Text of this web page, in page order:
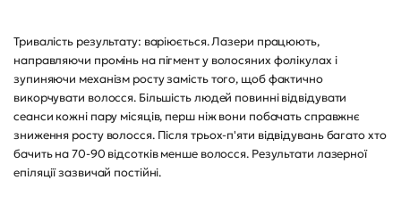
Тривалість результату: варіюється. Лазери працюють,
направляючи промінь на пігмент у волосяних фолікулах і
зупиняючи механізм росту замість того, щоб фактично
викорчувати волосся. Більшість людей повинні відвідувати
сеанси кожні пару місяців, перш ніж вони побачать справжнє
зниження росту волосся. Після трьох-п'яти відвідувань багато хто
бачить на 70-90 відсотків менше волосся. Результати лазерної
епіляції зазвичай постійні.